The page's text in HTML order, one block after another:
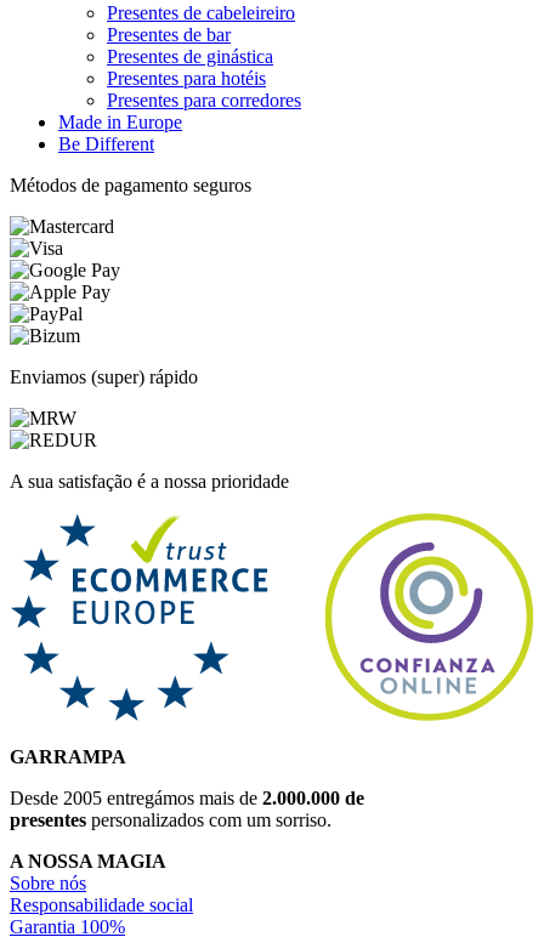
Presentes de cabeleireiro
Presentes de bar
Presentes de ginástica
Presentes para hotéis
Presentes para corredores
Made in Europe
Be Different
Métodos de pagamento seguros
Enviamos (super) rápido
A sua satisfação é a nossa prioridade
GARRAMPA
Desde 2005 entregámos mais de 2.000.000 de
presentes personalizados com um sorriso.
A NOSSA MAGIA
Sobre nós
Responsabilidade social
Garantia 100%